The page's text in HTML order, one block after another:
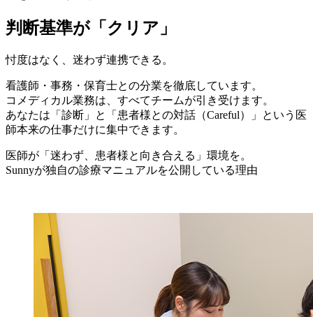
判断基準が「クリア」
忖度はなく、迷わず連携できる。
看護師・事務・保育士との分業を徹底しています。
コメディカル業務は、すべてチームが引き受けます。
あなたは「診断」と「患者様との対話（Careful）」という医
師本来の仕事だけに集中できます。
医師が「迷わず、患者様と向き合える」環境を。
Sunnyが独自の診療マニュアルを公開している理由